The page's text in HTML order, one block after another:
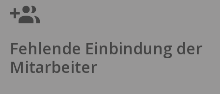
Fehlende Einbindung der
Mitarbeiter